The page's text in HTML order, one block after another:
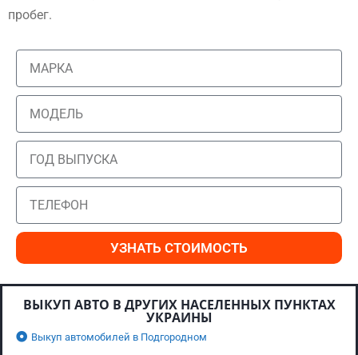
пробег.
УЗНАТЬ СТОИМОСТЬ
ВЫКУП АВТО В ДРУГИХ НАСЕЛЕННЫХ ПУНКТАХ
УКРАИНЫ
Выкуп автомобилей в Подгородном